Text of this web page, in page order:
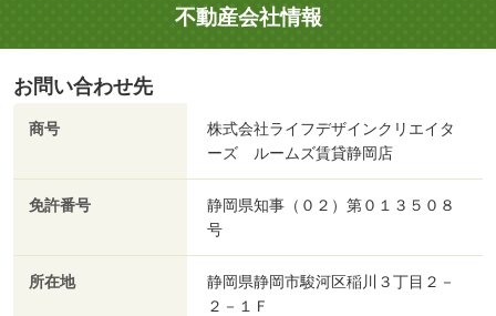
不動産会社情報
お問い合わせ先
商号
株式会社ライフデザインクリエイタ
ーズ ルームズ賃貸静岡店
免許番号
静岡県知事（０２）第０１３５０８
号
所在地
静岡県静岡市駿河区稲川３丁目２－
２－１Ｆ